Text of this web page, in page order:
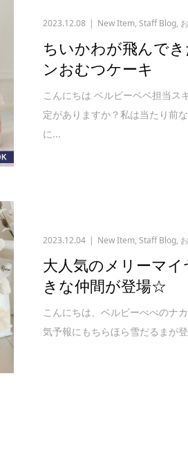
2023.12.08 New Item,Staff Blog,
ちいかわが飛んで
ンおむつケーキ
こんにちは ベルビーベベ担当ス
定がありますか？私は当たり前
に...
2023.12.04 New Item,Staff Blog,
大人気のメリーマ
きな仲間が登場☆
こんにちは、ベルビーべべのナ
気予報にもちらほら雪だるまが